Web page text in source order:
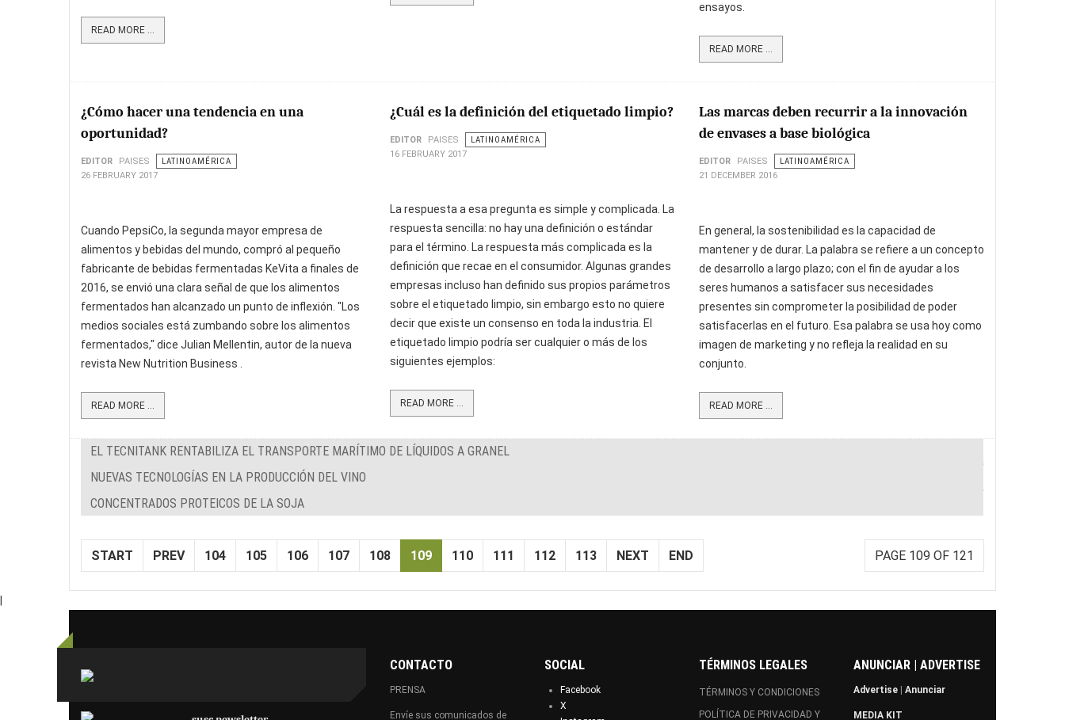
READ MORE ...
ensayos.
READ MORE ...
¿Cómo hacer una tendencia en una
oportunidad?
EDITOR PAISES
LATINOAMÉRICA
26 FEBRUARY 2017
Cuando PepsiCo, la segunda mayor empresa de
alimentos y bebidas del mundo, compró al pequeño
fabricante de bebidas fermentadas KeVita a finales de
2016, se envió una clara señal de que los alimentos
fermentados han alcanzado un punto de inflexión. "Los
medios sociales está zumbando sobre los alimentos
fermentados," dice Julian Mellentin, autor de la nueva
revista New Nutrition Business .
READ MORE ...
¿Cuál es la definición del etiquetado limpio?
EDITOR PAISES
LATINOAMÉRICA
16 FEBRUARY 2017
La respuesta a esa pregunta es simple y complicada. La
respuesta sencilla: no hay una definición o estándar
para el término. La respuesta más complicada es la
definición que recae en el consumidor. Algunas grandes
empresas incluso han definido sus propios parámetros
sobre el etiquetado limpio, sin embargo esto no quiere
decir que existe un consenso en toda la industria. El
etiquetado limpio podría ser cualquier o más de los
siguientes ejemplos:
READ MORE ...
Las marcas deben recurrir a la innovación
de envases a base biológica
EDITOR PAISES
LATINOAMÉRICA
21 DECEMBER 2016
En general, la sostenibilidad es la capacidad de
mantener y de durar. La palabra se refiere a un concepto
de desarrollo a largo plazo; con el fin de ayudar a los
seres humanos a satisfacer sus necesidades
presentes sin comprometer la posibilidad de poder
satisfacerlas en el futuro. Esa palabra se usa hoy como
imagen de marketing y no refleja la realidad en su
conjunto.
READ MORE ...
EL TECNITANK RENTABILIZA EL TRANSPORTE MARÍTIMO DE LÍQUIDOS A GRANEL
NUEVAS TECNOLOGÍAS EN LA PRODUCCIÓN DEL VINO
CONCENTRADOS PROTEICOS DE LA SOJA
PAGE 109 OF 121
START PREV 104 105 106 107 108 109 110 111 112 113 NEXT END
CONTACTO
PRENSA
Envíe sus comunicados de
SOCIAL
Facebook
X
TÉRMINOS LEGALES
TÉRMINOS Y CONDICIONES
POLÍTICA DE PRIVACIDAD Y
ANUNCIAR | ADVERTISE
Advertise Anunciar
MEDIA KIT